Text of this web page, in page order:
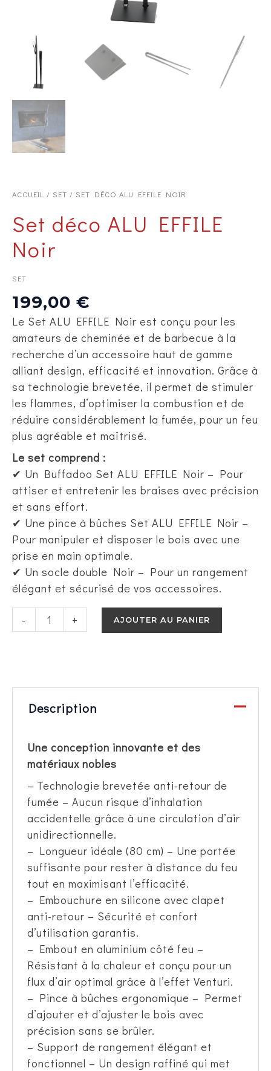
ACCUEIL / SET / SET DÉCO ALU EFFILE NOIR
Set déco ALU EFFILE
Noir
SET
199,00 €
Le Set ALU EFFILE Noir est conçu pour les
amateurs de cheminée et de barbecue à la
recherche d’un accessoire haut de gamme
alliant design, efficacité et innovation. Grâce à
sa technologie brevetée, il permet de stimuler
les flammes, d’optimiser la combustion et de
réduire considérablement la fumée, pour un feu
plus agréable et maîtrisé.
Le set comprend :
✔ Un Buffadoo Set ALU EFFILE Noir – Pour
attiser et entretenir les braises avec précision
et sans effort.
✔ Une pince à bûches Set ALU EFFILE Noir –
Pour manipuler et disposer le bois avec une
prise en main optimale.
✔ Un socle double Noir – Pour un rangement
élégant et sécurisé de vos accessoires.
-
quantité
de
Noir
+ AJOUTER AU PANIER
Description
Une conception innovante et des
matériaux nobles
– Technologie brevetée anti-retour de
fumée – Aucun risque d’inhalation
accidentelle grâce à une circulation d’air
unidirectionnelle.
– Longueur idéale (80 cm) – Une portée
suffisante pour rester à distance du feu
tout en maximisant l’efficacité.
– Embouchure en silicone avec clapet
anti-retour – Sécurité et confort
d’utilisation garantis.
– Embout en aluminium côté feu –
Résistant à la chaleur et conçu pour un
flux d’air optimal grâce à l’effet Venturi.
– Pince à bûches ergonomique – Permet
d’ajouter et d’ajuster le bois avec
précision sans se brûler.
– Support de rangement élégant et
fonctionnel – Un design raffiné qui met